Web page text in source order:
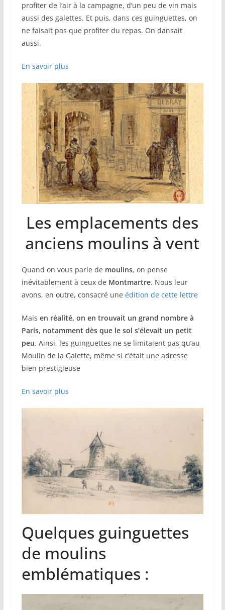
profiter de l’air à la campagne, d’un peu de vin mais
aussi des galettes. Et puis, dans ces guinguettes, on
ne faisait pas que profiter du repas. On dansait
aussi.
En savoir plus
Les emplacements des
anciens moulins à vent
Quand on vous parle de moulins, on pense
inévitablement à ceux de Montmartre. Nous leur
avons, en outre, consacré une édition de cette lettre
Mais en réalité, on en trouvait un grand nombre à
Paris, notamment dès que le sol s’élevait un petit
peu. Ainsi, les guinguettes ne se limitaient pas qu’au
Moulin de la Galette, même si c’était une adresse
bien prestigieuse
En savoir plus
Quelques guinguettes
de moulins
emblématiques :